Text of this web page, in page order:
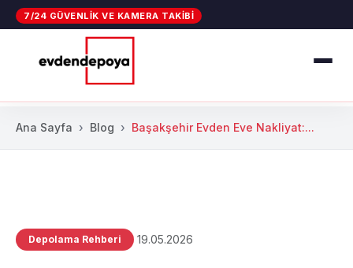
7/24 GÜVENLIK VE KAMERA TAKIBI
Ana Sayfa Blog Başakşehir Evden Eve Nakliyat:...
Depolama Rehberi 19.05.2026